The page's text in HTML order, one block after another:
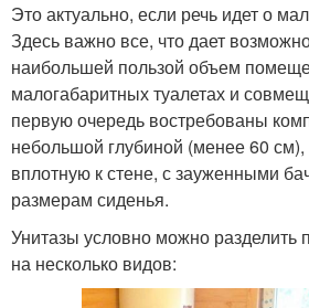
Это актуально, если речь идет о
Здесь важно все, что дает
наибольшей пользой объем
малогабаритных туалетах и
первую очередь востребованы
небольшой глубиной (менее 60
вплотную к стене, с зауженными
размерам сиденья.
Унитазы условно можно разделить
на несколько видов: